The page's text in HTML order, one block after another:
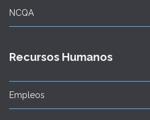
NCQA
Recursos Humanos
Empleos